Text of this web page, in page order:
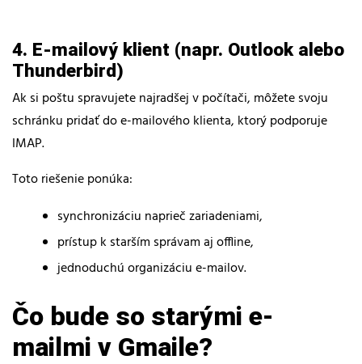
4. E-mailový klient (napr. Outlook alebo
Thunderbird)
Ak si poštu spravujete najradšej v počítači, môžete svoju
schránku pridať do e-mailového klienta, ktorý podporuje
IMAP.
Toto riešenie ponúka:
synchronizáciu naprieč zariadeniami,
prístup k starším správam aj offline,
jednoduchú organizáciu e-mailov.
Čo bude so starými e-
mailmi v Gmaile?